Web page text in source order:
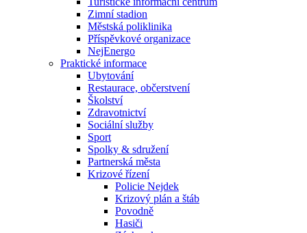
Zimní stadion
Městská poliklinika
Příspěvkové organizace
NejEnergo
Praktické informace
Ubytování
Restaurace, občerstvení
Školství
Zdravotnictví
Sociální služby
Sport
Spolky & sdružení
Partnerská města
Krizové řízení
Policie Nejdek
Krizový plán a štáb
Povodně
Hasiči